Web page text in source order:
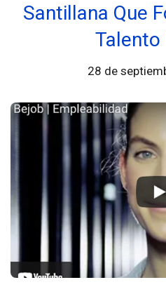
Santillana Que
Talento
28 de